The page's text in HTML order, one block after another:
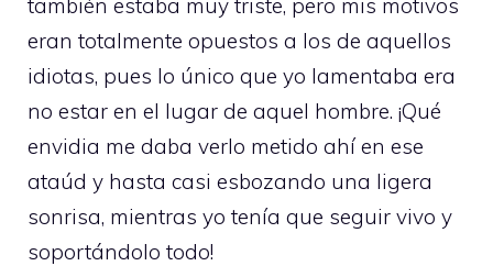
eran totalmente opuestos a los de aquellos
idiotas, pues lo único que yo lamentaba era
no estar en el lugar de aquel hombre. ¡Qué
envidia me daba verlo metido ahí en ese
ataúd y hasta casi esbozando una ligera
sonrisa, mientras yo tenía que seguir vivo y
soportándolo todo!